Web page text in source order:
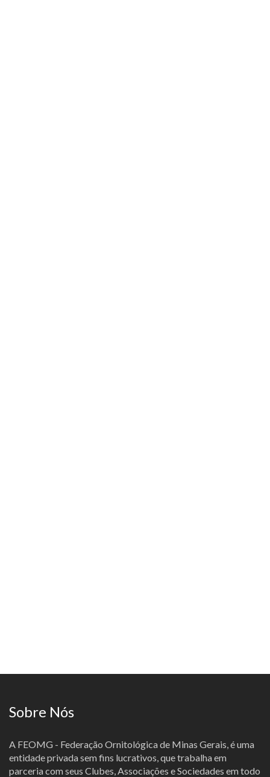
Sobre Nós
A FEOMG - Federação Ornitológica de Minas Gerais, é uma
entidade privada sem fins lucrativos, que trabalha em
parceria com seus Clubes, Associações e Sociedades em todo